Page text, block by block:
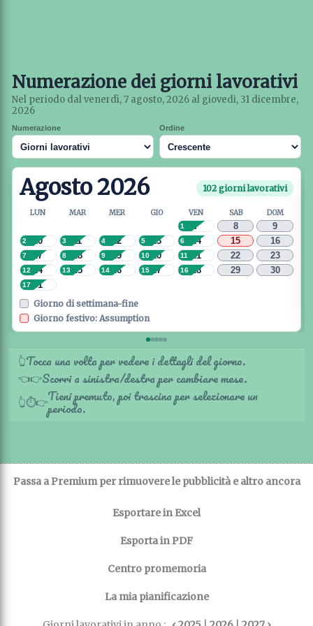
Numerazione dei giorni lavorativi
Nel periodo dal venerdì, 7 agosto, 2026 al giovedi, 31 dicembre,
2026
Numerazione Ordine
Agosto 2026 102 giorni lavorativi
LUN MAR MER GIO VEN SAB DOM
7
1 8
9
10
2 11
3 12
4 13
5 14
6 15
16
17
7 18
8 19
9 20
10 21
11 22
23
24
12 25
13 26
14 27
15 28
16 29
30
31
17
Giorno di settimana-fine
Giorno festivo: Assumption
👆Tocca una volta per vedere i dettagli del giorno.
👈👉Scorri a sinistra/destra per cambiare mese.
👆⏱️👉Tieni premuto, poi trascina per selezionare un
periodo.
Passa a Premium per rimuovere le pubblicità e altro ancora
Esportare in Excel
Esporta in PDF
Centro promemoria
La mia pianificazione